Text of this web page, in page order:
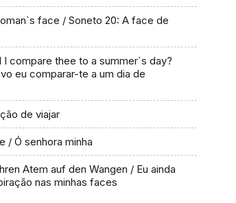
face / Soneto 20: A face de
I compare thee to a summer`s day?
de viajar
/ Ó senhora minha
Atem auf den Wangen / Eu ainda
nas minhas faces